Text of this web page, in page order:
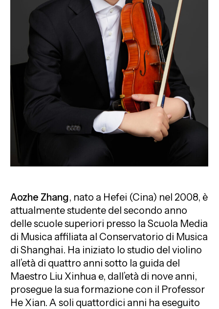
Aozhe Zhang, nato a Hefei (Cina) nel 2008, è
attualmente studente del secondo anno
delle scuole superiori presso la Scuola Media
di Musica affiliata al Conservatorio di Musica
di Shanghai. Ha iniziato lo studio del violino
all’età di quattro anni sotto la guida del
Maestro Liu Xinhua e, dall’età di nove anni,
prosegue la sua formazione con il Professor
He Xian. A soli quattordici anni ha eseguito